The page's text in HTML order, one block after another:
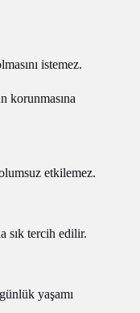
istemez.
korunmasına
etkilemez.
sık tercih edilir.
yaşamı